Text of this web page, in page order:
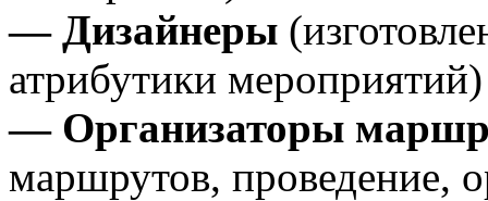
— Дизайнеры
атрибутики мероприятий)
— Организаторы
маршрутов, проведение,